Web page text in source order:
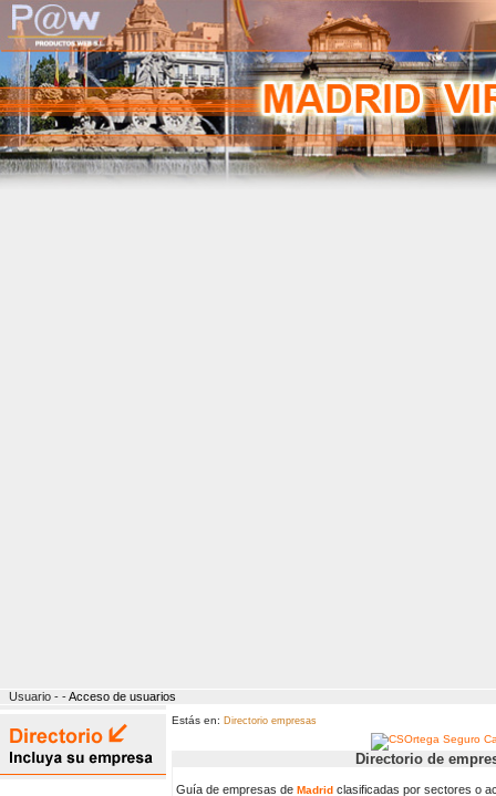
Usuario - -Acceso de usuarios
Estás en: Directorio empresas
Directorio de
Guía de empresas de Madrid clasificadas por sectores o